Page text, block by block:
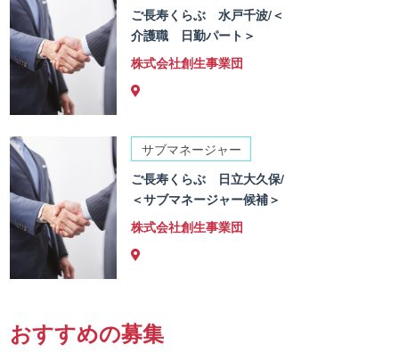
ご長寿くらぶ 水戸千波/＜
介護職 日勤パート＞
株式会社創生事業団
サブマネージャー
ご長寿くらぶ 日立大久保/
＜サブマネージャー候補＞
株式会社創生事業団
おすすめの募集